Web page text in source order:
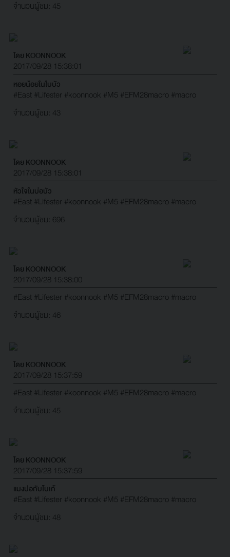
จำนวนผู้ชม: 45
โดย KOONNOOK
2017/09/28 15:38:01
หอยน้อยในใบบัว
#East #Lifester #koonnook #M5 #EFM28macro #macro
จำนวนผู้ชม: 43
โดย KOONNOOK
2017/09/28 15:38:01
หัวใจในบ่อบัว
#East #Lifester #koonnook #M5 #EFM28macro #macro
จำนวนผู้ชม: 696
โดย KOONNOOK
2017/09/28 15:38:00
#East #Lifester #koonnook #M5 #EFM28macro #macro
จำนวนผู้ชม: 46
โดย KOONNOOK
2017/09/28 15:37:59
#East #Lifester #koonnook #M5 #EFM28macro #macro
จำนวนผู้ชม: 45
โดย KOONNOOK
2017/09/28 15:37:59
แมงปอกับโบเก้
#East #Lifester #koonnook #M5 #EFM28macro #macro
จำนวนผู้ชม: 48